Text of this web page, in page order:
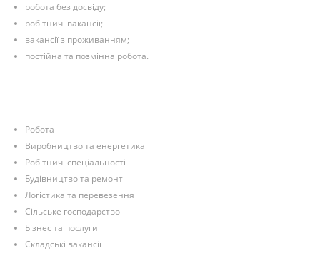
робота без досвіду;
робітничі вакансії;
вакансії з проживанням;
постійна та позмінна робота.
Робота
Виробництво та енергетика
Робітничі спеціальності
Будівництво та ремонт
Логістика та перевезення
Сільське господарство
Бізнес та послуги
Складські вакансії